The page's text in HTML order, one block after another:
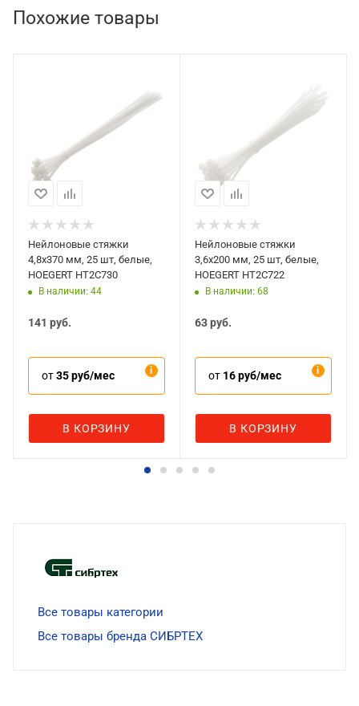
Похожие товары
Нейлоновые стяжки
4,8x370 мм, 25 шт, белые,
HOEGERT HT2C730
В наличии: 44
141 руб.
от35 руб/мес
В КОРЗИНУ
Нейлоновые стяжки
3,6x200 мм, 25 шт, белые,
HOEGERT HT2C722
В наличии: 68
63руб.
от 16 руб/мес
В КОРЗИНУ
Все товары категории
Все товары бренда СИБРТЕХ